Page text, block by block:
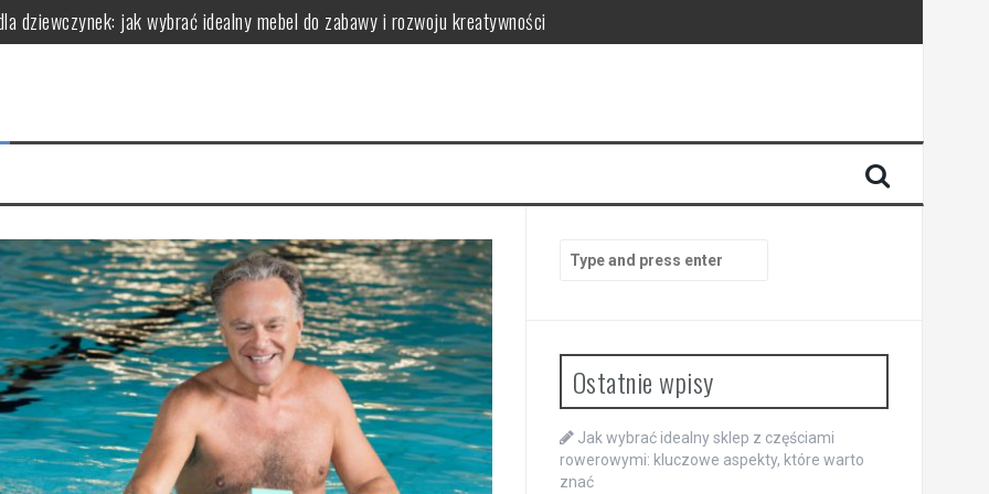
dziewczynek: jak wybrać idealny mebel do zabawy i rozwoju kreatywności
(dla wrażliwej i trądzikowej) – jak wdrożyć
bez ryzyka „zapychania”
faktycznie robi robotę (zależnie od celu)
kluczowe aspekty, które warto znać
Search
for:
Ostatnie wpisy
Jak wybrać idealny sklep z częściami
rowerowymi: kluczowe aspekty, które warto
znać